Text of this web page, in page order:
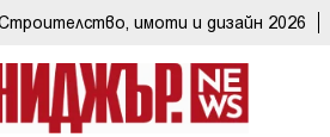
имоти и дизайн 2026